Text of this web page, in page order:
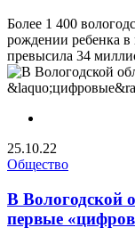
Более 1 400
рождении ребенка
превысила 34
25.10.22
Общество
В Вологодской
первые